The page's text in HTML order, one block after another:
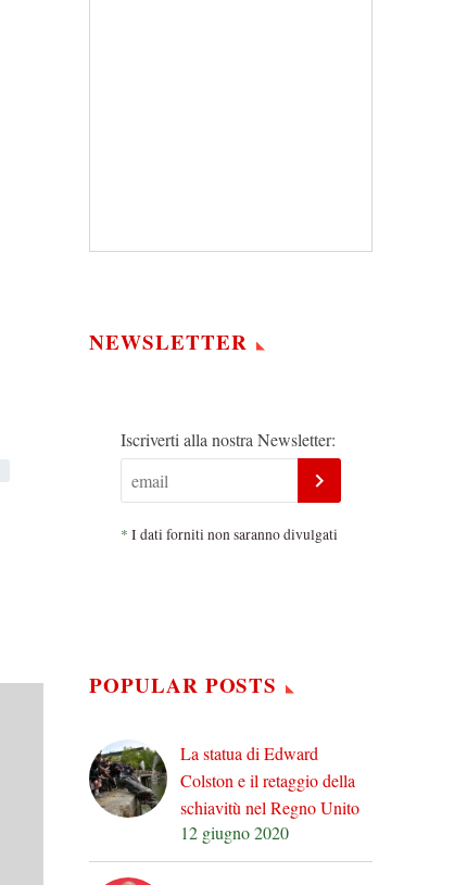
NEWSLETTER
Iscriverti alla nostra Newsletter:
* I dati forniti non saranno divulgati
POPULAR POSTS
La statua di Edward
Colston e il retaggio della
schiavitù nel Regno Unito
12 giugno 2020